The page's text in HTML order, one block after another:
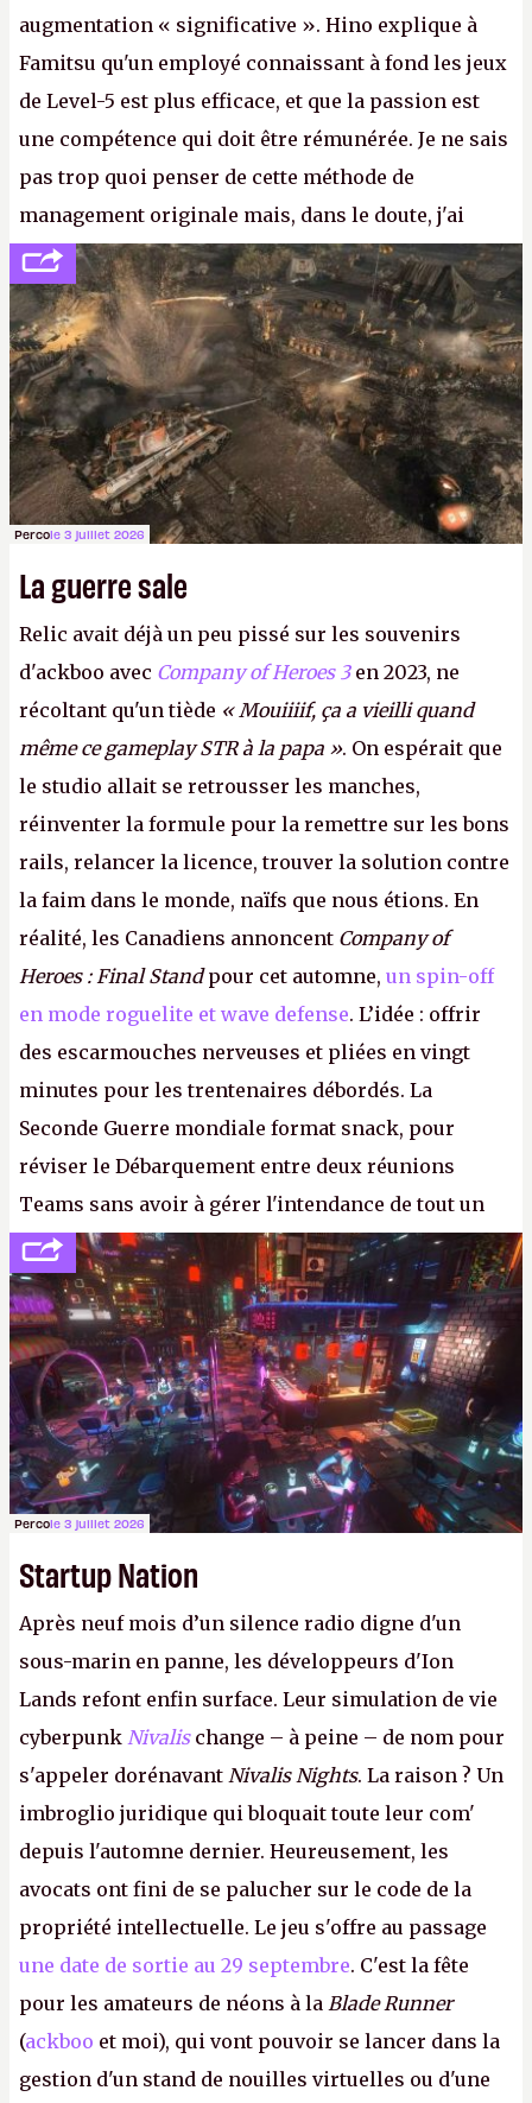
augmentation « significative ». Hino explique à
Famitsu qu'un employé connaissant à fond les jeux
de Level-5 est plus efficace, et que la passion est
une compétence qui doit être rémunérée. Je ne sais
pas trop quoi penser de cette méthode de
management originale mais, dans le doute, j'ai
décidé d'apprendre par cœur les 300 derniers
numéros deCanard PCavant de demander une
augmentation à Ivan Le Fou.A.
Percole 3 juillet 2026
La guerre sale
Relic avait déjà un peu pissé sur les souvenirs
d'ackboo avec Company of Heroes 3en 2023, ne
récoltant qu'un tiède « Mouiiiif, ça a vieilli quand
même ce gameplay STR à la papa ». On espérait que
le studio allait se retrousser les manches,
réinventer la formule pour la remettre sur les bons
rails, relancer la licence, trouver la solution contre
la faim dans le monde, naïfs que nous étions. En
réalité, les Canadiens annoncent Company of
Heroes : Final Standpour cet automne, un spin-off
en mode roguelite et wave defense. L’idée : offrir
des escarmouches nerveuses et pliées en vingt
minutes pour les trentenaires débordés. La
Seconde Guerre mondiale format snack, pour
réviser le Débarquement entre deux réunions
Teams sans avoir à gérer l'intendance de tout un
continent. Pauvre ackboo, après avoir uriné sur ses
bottes, Relic vient donc de déféquer dans son
casque.P.
Percole 3 juillet 2026
Startup Nation
Après neuf mois d’un silence radio digne d'un
sous-marin en panne, les développeurs d'Ion
Lands refont enfin surface. Leur simulation de vie
cyberpunk Nivalis change – à peine – de nom pour
s'appeler dorénavant Nivalis Nights. La raison ? Un
imbroglio juridique qui bloquait toute leur com'
depuis l'automne dernier. Heureusement, les
avocats ont fini de se palucher sur le code de la
propriété intellectuelle. Le jeu s'offre au passage
une date de sortie au 29 septembre. C'est la fête
pour les amateurs de néons à la Blade Runner
(ackboo et moi), qui vont pouvoir se lancer dans la
gestion d'un stand de nouilles virtuelles ou d'une